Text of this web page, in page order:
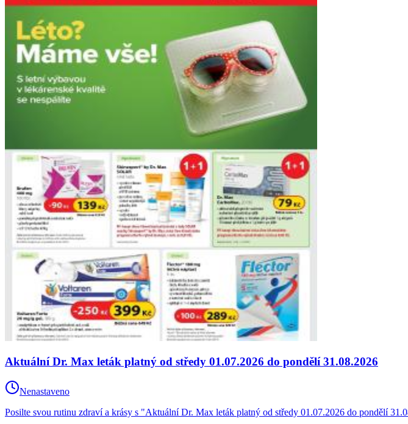
Aktuální Dr. Max leták platný od středy 01.07.2026 do pondělí 31.08.2026
Nenastaveno
Posilte svou rutinu zdraví a krásy s "Aktuální Dr. Max leták platný od středy 01.07.2026 do pondělí